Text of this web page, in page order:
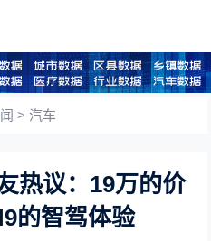
>汽车
热议：19万的价
的智驾体验